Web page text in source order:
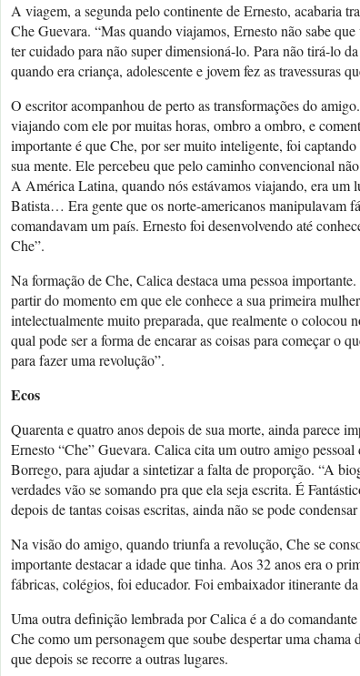
A viagem, a segunda pelo continente de Ernesto, acabaria
Che Guevara. “Mas quando viajamos, Ernesto não sabe
ter cuidado para não super dimensioná-lo. Para não tirá-lo
quando era criança, adolescente e jovem fez as travessuras
O escritor acompanhou de perto as transformações do
viajando com ele por muitas horas, ombro a ombro, e
importante é que Che, por ser muito inteligente, foi
sua mente. Ele percebeu que pelo caminho convencional
A América Latina, quando nós estávamos viajando, era um
Batista… Era gente que os norte-americanos manipulavam
comandavam um país. Ernesto foi desenvolvendo até
Che”.
Na formação de Che, Calica destaca uma pessoa
partir do momento em que ele conhece a sua primeira
intelectualmente muito preparada, que realmente o colocou
qual pode ser a forma de encarar as coisas para começar o
para fazer uma revolução”.
Ecos
Quarenta e quatro anos depois de sua morte, ainda parece
Ernesto “Che” Guevara. Calica cita um outro amigo
Borrego, para ajudar a sintetizar a falta de proporção. “A
verdades vão se somando pra que ela seja escrita. É
depois de tantas coisas escritas, ainda não se pode
Na visão do amigo, quando triunfa a revolução, Che se
importante destacar a idade que tinha. Aos 32 anos era o
fábricas, colégios, foi educador. Foi embaixador itinerante
Uma outra definição lembrada por Calica é a do
Che como um personagem que soube despertar uma
que depois se recorre a outras lugares.